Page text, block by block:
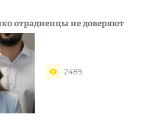
отрадненцы не доверяют
2489